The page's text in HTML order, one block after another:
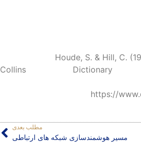
Houde, S. & Hill, C.
Collins
https://
مطلب بعدی
مسیر هوشمندسازی شبکه‌ های ارتباطی